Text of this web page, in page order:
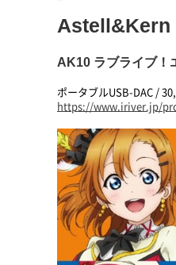
Astell&Kern
AK10 ラブライブ！
ポータブルUSB-DAC /
https://www.iriver.jp/